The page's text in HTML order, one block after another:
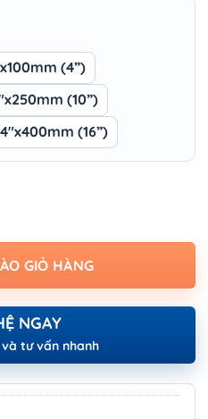
(4”)
(10”)
(16”)
GIỎ HÀNG
NGAY
tư vấn nhanh